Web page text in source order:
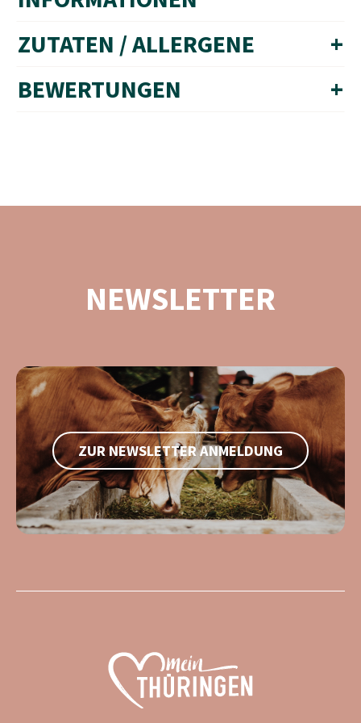
ZUTATEN / ALLERGENE
+
BEWERTUNGEN
+
NEWSLETTER
ZUR NEWSLETTER ANMELDUNG